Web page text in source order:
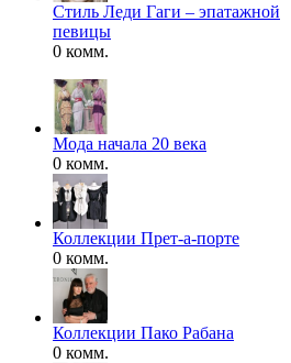
Стиль Леди Гаги – эпатажной
певицы
0 комм.
Мода начала 20 века
0 комм.
Коллекции Прет-а-порте
0 комм.
Коллекции Пако Рабана
0 комм.